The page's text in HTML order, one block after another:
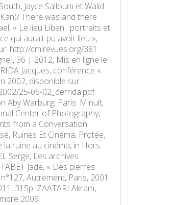
Jayce Salloum et Walid
There was and there
« Le lieu Liban : portraits et
qui aurait pu avoir lieu »,
http://cm.revues.org/381
36 | 2012, Mis en ligne le
Jacques, conférence «
2002, disponible sur :
25-06-02_derrida.pdf
Aby Warburg, Paris: Minuit,
Center of Photography,
from a Conversation
Ruines Et Cinéma, Protée,
la ruine au cinéma, in Hors
Serge, Les archives
Jade, « Des pierres
Autrement, Paris, 2001
315p. ZAATARI Akram,
2009